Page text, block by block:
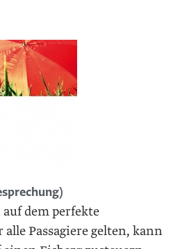
dem perfekte
Passagiere gelten, kann